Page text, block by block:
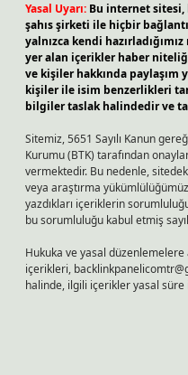
Yasal Uyarı: Bu internet
şahıs şirketi ile hiçbir
yalnızca kendi
yer alan içerikler haber
ve kişiler hakkında paylaşım
kişiler ile isim benzerlikleri
bilgiler taslak halindedir ve
Sitemiz, 5651 Sayılı Kanun
Kurumu (BTK) tarafından
vermektedir. Bu nedenle,
veya araştırma
yazdıkları içeriklerin
bu sorumluluğu kabul etmiş
Hukuka ve yasal düzenlemelere
içerikleri,
halinde, ilgili içerikler yasal süre